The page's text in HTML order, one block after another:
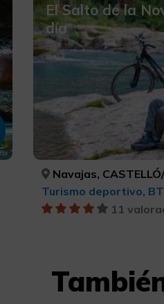
El Salto de la
día
Navajas, CASTELLÓ/
11